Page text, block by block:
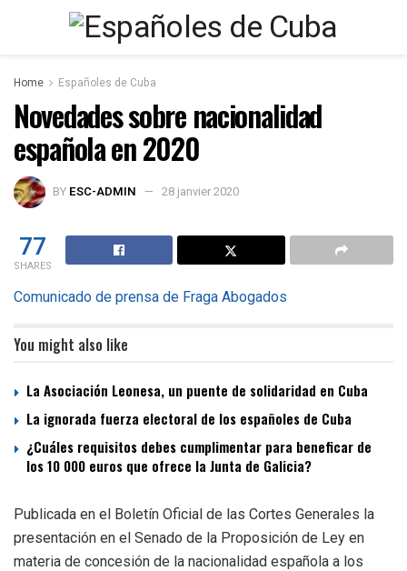
Home Españoles de Cuba
Novedades sobre nacionalidad
española en 2020
BY ESC-ADMIN 28 janvier 2020
77
SHARES
Comunicado de prensa de Fraga Abogados
You might also like
La Asociación Leonesa, un puente de solidaridad en Cuba
La ignorada fuerza electoral de los españoles de Cuba
¿Cuáles requisitos debes cumplimentar para beneficar de
los 10 000 euros que ofrece la Junta de Galicia?
Publicada en el Boletín Oficial de las Cortes Generales la
presentación en el Senado de la Proposición de Ley en
materia de concesión de la nacionalidad española a los